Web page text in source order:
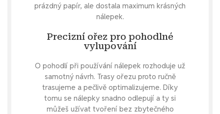
prázdný papír, ale dostala maximum krásných
nálepek.
Precizní ořez pro pohodlné
vylupování
O pohodlí při používání nálepek rozhoduje už
samotný návrh. Trasy ořezu proto ručně
trasujeme a pečlivě optimalizujeme. Díky
tomu se nálepky snadno odlepují a ty si
můžeš užívat tvoření bez zbytečného